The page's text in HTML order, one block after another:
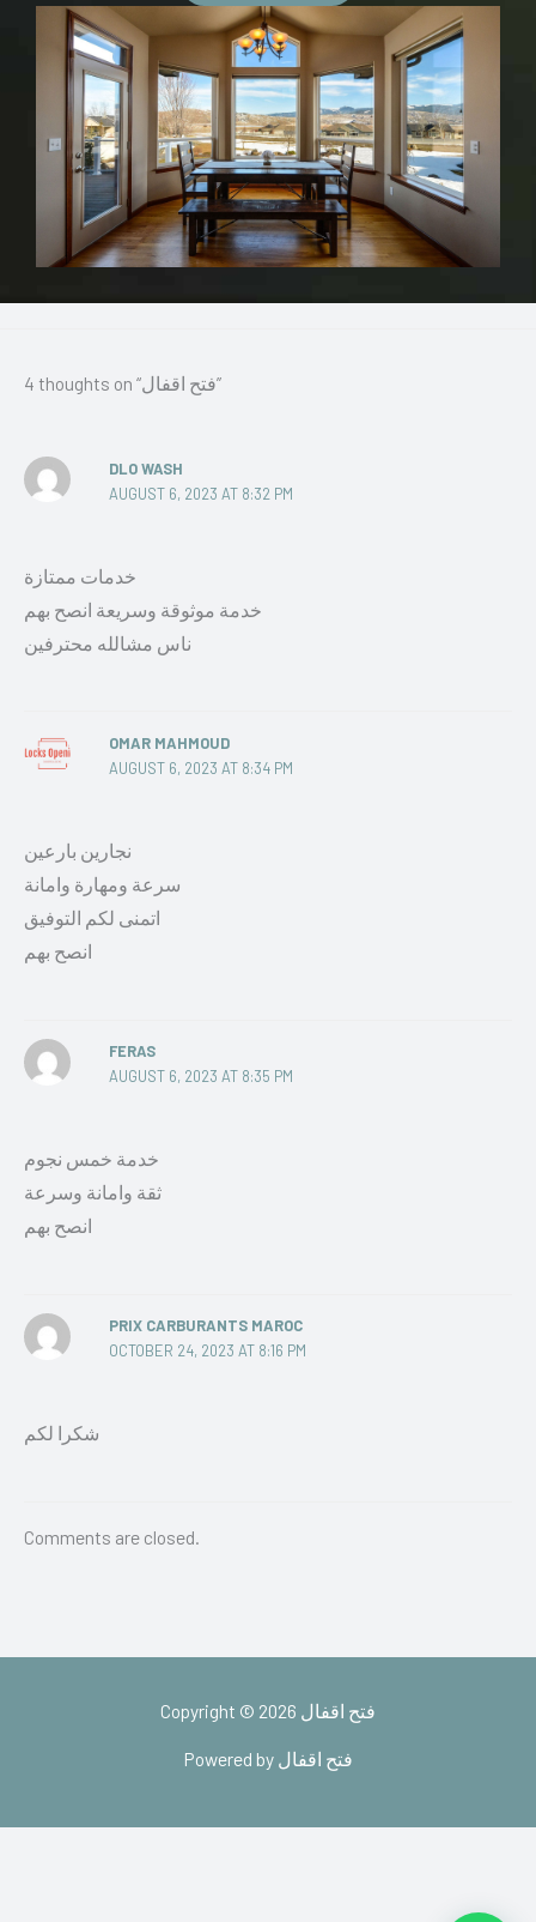
4 thoughts on “فتح اقفال”
DLO WASH
AUGUST 6, 2023 AT 8:32 PM
خدمات ممتازة
خدمة موثوقة وسريعة انصح بهم
ناس مشالله محترفين
OMAR MAHMOUD
AUGUST 6, 2023 AT 8:34 PM
نجارين بارعين
سرعة ومهارة وامانة
اتمنى لكم التوفيق
انصح بهم
FERAS
AUGUST 6, 2023 AT 8:35 PM
خدمة خمس نجوم
ثقة وامانة وسرعة
انصح بهم
PRIX CARBURANTS MAROC
OCTOBER 24, 2023 AT 8:16 PM
شكرا لكم
Comments are closed.
Copyright © 2026 فتح اقفال
Powered by فتح اقفال